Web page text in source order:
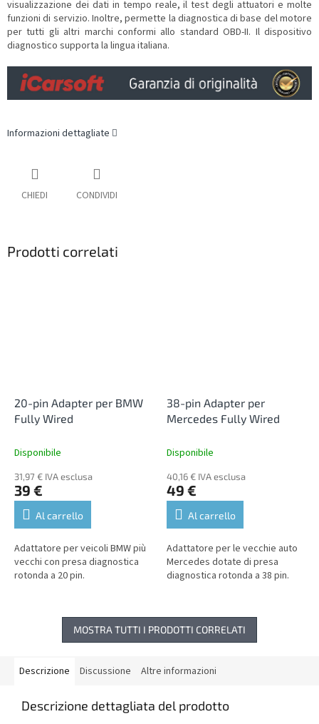
visualizzazione dei dati in tempo reale, il test degli attuatori e molte
funzioni di servizio. Inoltre, permette la diagnostica di base del motore
per tutti gli altri marchi conformi allo standard OBD-II. Il dispositivo
diagnostico supporta la lingua italiana.
Informazioni dettagliate
CHIEDI CONDIVIDI
Prodotti correlati
20-pin Adapter per BMW
Fully Wired
Disponibile
31,97 € IVA esclusa
39 €
Al carrello
Adattatore per veicoli BMW più
vecchi con presa diagnostica
rotonda a 20 pin.
38-pin Adapter per
Mercedes Fully Wired
Disponibile
40,16 € IVA esclusa
49 €
Al carrello
Adattatore per le vecchie auto
Mercedes dotate di presa
diagnostica rotonda a 38 pin.
MOSTRA TUTTI I PRODOTTI CORRELATI
Descrizione Discussione Altre informazioni
Descrizione dettagliata del prodotto